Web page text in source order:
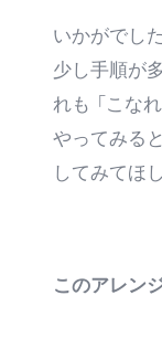
いかがでし
少し手順が
れも 「こな
やってみる
してみてほ
このアレン